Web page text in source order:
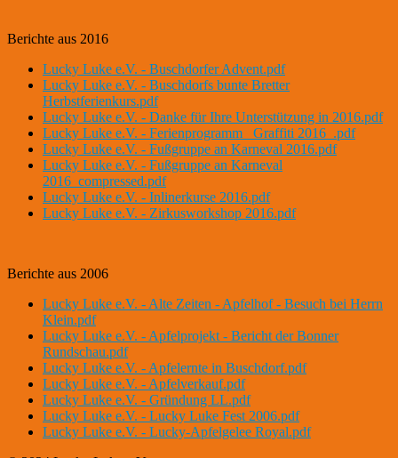
Berichte aus 2016
Lucky Luke e.V. - Buschdorfer Advent.pdf
Lucky Luke e.V. - Buschdorfs bunte Bretter
Herbstferienkurs.pdf
Lucky Luke e.V. - Danke für Ihre Unterstützung in 2016.pdf
Lucky Luke e.V. - Ferienprogramm _Graffiti 2016_.pdf
Lucky Luke e.V. - Fußgruppe an Karneval 2016.pdf
Lucky Luke e.V. - Fußgruppe an Karneval
2016_compressed.pdf
Lucky Luke e.V. - Inlinerkurse 2016.pdf
Lucky Luke e.V. - Zirkusworkshop 2016.pdf
Berichte aus 2006
Lucky Luke e.V. - Alte Zeiten - Apfelhof - Besuch bei Herrn
Klein.pdf
Lucky Luke e.V. - Apfelprojekt - Bericht der Bonner
Rundschau.pdf
Lucky Luke e.V. - Apfelernte in Buschdorf.pdf
Lucky Luke e.V. - Apfelverkauf.pdf
Lucky Luke e.V. - Gründung LL.pdf
Lucky Luke e.V. - Lucky Luke Fest 2006.pdf
Lucky Luke e.V. - Lucky-Apfelgelee Royal.pdf